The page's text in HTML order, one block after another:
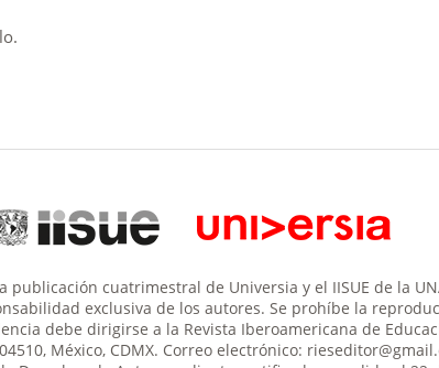
publicación cuatrimestral de Universia y el IISUE de la
exclusiva de los autores. Se prohíbe la
debe dirigirse a la Revista Iberoamericana de
México, CDMX. Correo electrónico: